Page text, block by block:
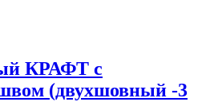
КРАФТ с
(двухшовный -3